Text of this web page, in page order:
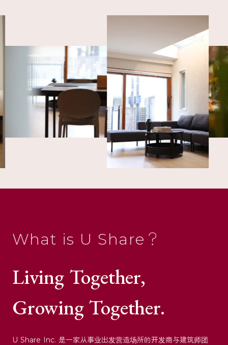
What is U Share？
Living Together,
Growing Together.
U Share Inc. 是一家从事业出发营造场所的开发商与建筑师团